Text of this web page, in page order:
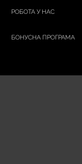
РОБОТА У НАС
БОНУСНА ПРОГРАМА